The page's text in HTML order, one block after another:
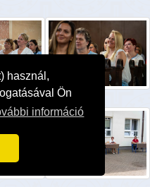
használ,
Ön
információ